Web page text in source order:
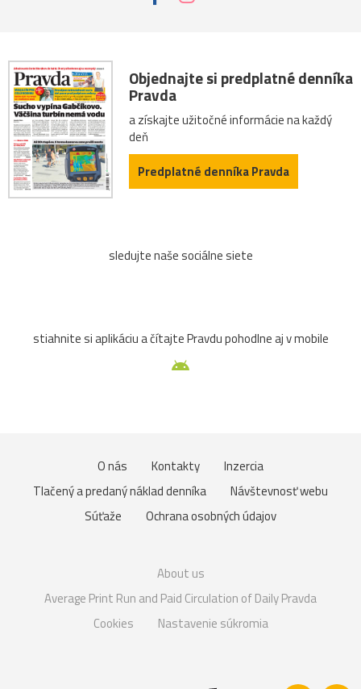
Objednajte si predplatné denníka
Pravda
a získajte užitočné informácie na každý
deň
Predplatné denníka Pravda
sledujte naše sociálne siete
stiahnite si aplikáciu a čítajte Pravdu pohodlne aj v mobile
O nás Kontakty
Inzercia
Tlačený a predaný náklad denníka
Návštevnosť webu
Súťaže
Ochrana osobných údajov
About us
Average Print Run and Paid Circulation of Daily Pravda
Cookies
Nastavenie súkromia